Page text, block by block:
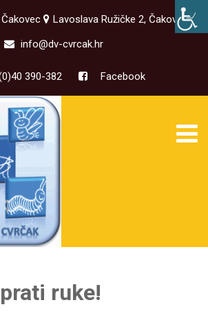
Lavoslava Ružičke 2, Čakovec
info@dv-cvrcak.hr
390-382 Facebook
ruke!